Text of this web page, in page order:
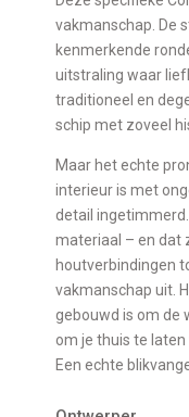
vakmanschap. De
kenmerkende
uitstraling waar
traditioneel en
schip met zoveel
Maar het echte
interieur is met
detail
materiaal – en dat
houtverbindingen
vakmanschap uit.
gebouwd is om de
om je thuis te
Een echte